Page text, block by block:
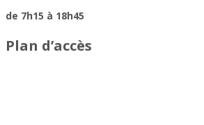
de 7h15 à 18h45
Plan d’accès